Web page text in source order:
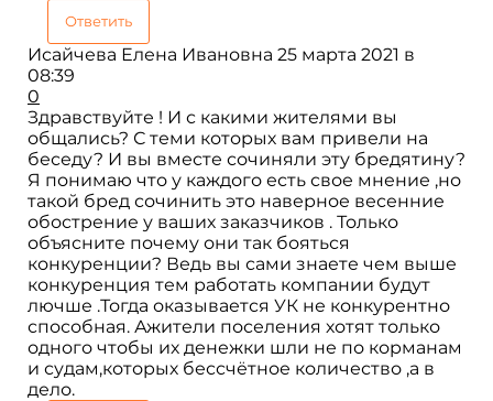
Ответить
Исайчева Елена Ивановна 25 марта 2021 в
08:39
0
Здравствуйте ! И с какими жителями вы
общались? С теми которых вам привели на
беседу? И вы вместе сочиняли эту бредятину?
Я понимаю что у каждого есть свое мнение ,но
такой бред сочинить это наверное весенние
обострение у ваших заказчиков . Только
объясните почему они так бояться
конкуренции? Ведь вы сами знаете чем выше
конкуренция тем работать компании будут
лючше .Тогда оказывается УК не конкурентно
способная. Ажители поселения хотят только
одного чтобы их денежки шли не по корманам
и судам,которых бессчётное количество ,а в
дело.